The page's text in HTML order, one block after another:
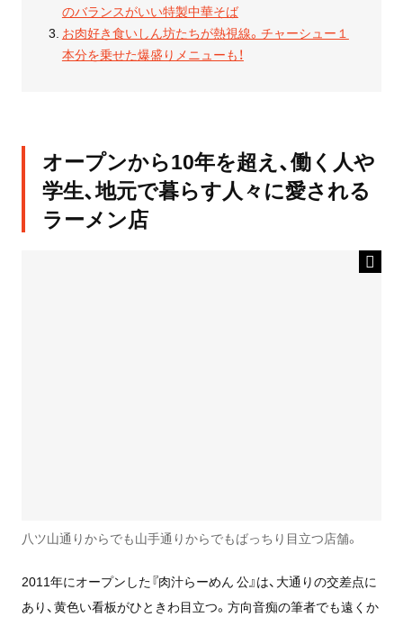
のバランスがいい特製中華そば
お肉好き食いしん坊たちが熱視線。チャーシュー１
本分を乗せた爆盛りメニューも！
オープンから10年を超え、働く人や
学生、地元で暮らす人々に愛される
ラーメン店
八ツ山通りからでも山手通りからでもばっちり目立つ店舗。
2011年にオープンした『肉汁らーめん 公』は、大通りの交差点に
あり、黄色い看板がひときわ目立つ。方向音痴の筆者でも遠くか